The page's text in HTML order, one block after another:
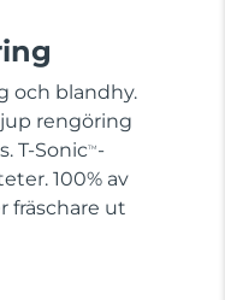
och blandhy.
rengöring
T-SonicTM -
100% av
fräschare ut